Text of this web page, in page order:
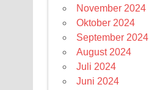
November 2024
Oktober 2024
September 2024
August 2024
Juli 2024
Juni 2024